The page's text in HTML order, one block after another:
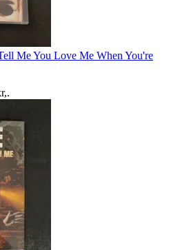
Me You Love Me When You're
,.